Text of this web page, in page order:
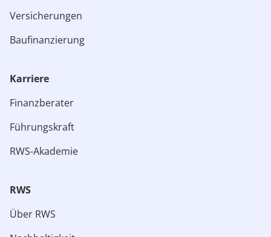
Versicherungen
Baufinanzierung
Karriere
Finanzberater
Führungskraft
RWS-Akademie
RWS
Über RWS